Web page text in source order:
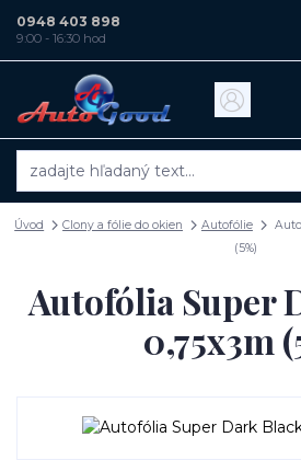
0948 403 898
9:00 - 16:30 hod
Úvod Clony a fólie do okien Autofólie
(5%)
Autofólia Super
0,75x3m